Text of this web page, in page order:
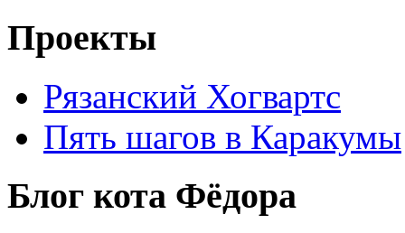
Проекты
Рязанский Хогвартс
Пять шагов в Каракумы
Блог кота Фёдора